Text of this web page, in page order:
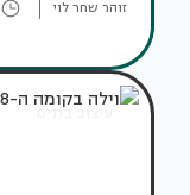
זוהר שחר לוי
עיצוב בתים